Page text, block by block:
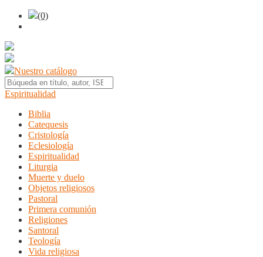
(0)
Nuestro catálogo
Espiritualidad
Biblia
Catequesis
Cristología
Eclesiología
Espiritualidad
Liturgia
Muerte y duelo
Objetos religiosos
Pastoral
Primera comunión
Religiones
Santoral
Teología
Vida religiosa